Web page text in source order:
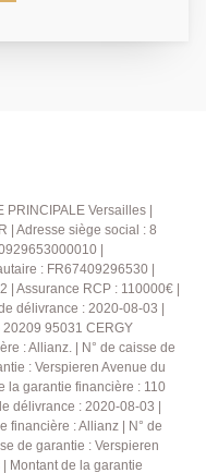
une salle de
un sous-sol
family room,
devant
A visiter
Versailles |
| Adresse siège social : 8
|
: FR67409296530 |
| Assurance RCP : 110000€ |
délivrance : 2020-08-03 |
95031 CERGY
: Allianz. | N° de caisse de
: Verspieren Avenue du
la garantie financière : 110
délivrance : 2020-08-03 |
financière : Allianz | N° de
de garantie : Verspieren
Montant de la garantie